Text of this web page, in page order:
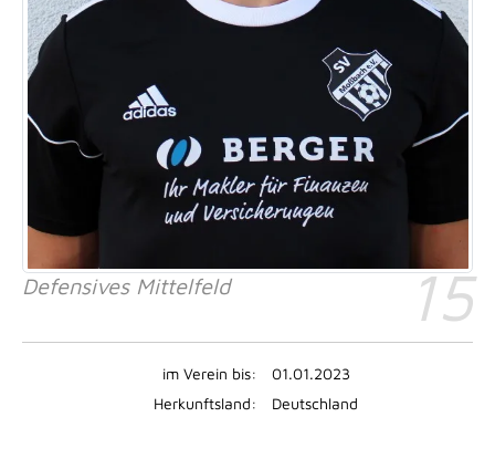
15
Defensives Mittelfeld
im Verein bis:
01.01.2023
Herkunftsland:
Deutschland